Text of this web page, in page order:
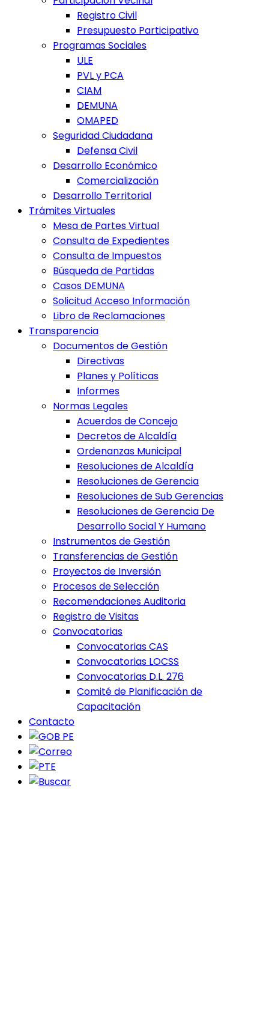
Registro Civil
Presupuesto Participativo
Programas Sociales
ULE
PVL y PCA
CIAM
DEMUNA
OMAPED
Seguridad Ciudadana
Defensa Civil
Desarrollo Económico
Comercialización
Desarrollo Territorial
Trámites Virtuales
Mesa de Partes Virtual
Consulta de Expedientes
Consulta de Impuestos
Búsqueda de Partidas
Casos DEMUNA
Solicitud Acceso Información
Libro de Reclamaciones
Transparencia
Documentos de Gestión
Directivas
Planes y Políticas
Informes
Normas Legales
Acuerdos de Concejo
Decretos de Alcaldía
Ordenanzas Municipal
Resoluciones de Alcaldía
Resoluciones de Gerencia
Resoluciones de Sub Gerencias
Resoluciones de Gerencia De
Desarrollo Social Y Humano
Instrumentos de Gestión
Transferencias de Gestión
Proyectos de Inversión
Procesos de Selección
Recomendaciones Auditoria
Registro de Visitas
Convocatorias
Convocatorias CAS
Convocatorias LOCSS
Convocatorias D.L. 276
Comité de Planificación de
Capacitación
Contacto